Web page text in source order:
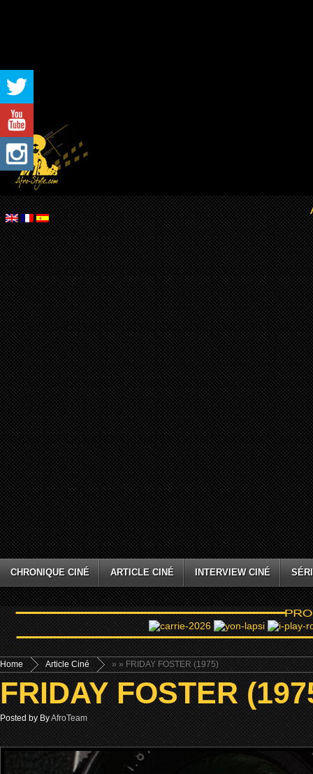
CHRONIQUE CINÉ ARTICLE CINÉ INTERVIEW CINÉ
Home »
Article Ciné » FRIDAY FOSTER (1975)
FRIDAY FOSTER
Posted by ByAfroTeam